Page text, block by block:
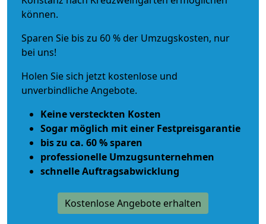
können.
Sparen Sie bis zu 60 % der Umzugskosten, nur
bei uns!
Holen Sie sich jetzt kostenlose und
unverbindliche Angebote.
Keine versteckten Kosten
Sogar möglich mit einer Festpreisgarantie
bis zu ca. 60 % sparen
professionelle Umzugsunternehmen
schnelle Auftragsabwicklung
Kostenlose Angebote erhalten